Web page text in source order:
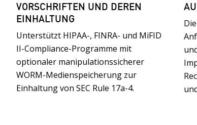
VORSCHRIFTEN UND DEREN
EINHALTUNG
Unterstützt HIPAA-, FINRA- und MiFID
II-Compliance-Programme mit
optionaler manipulationssicherer
WORM-Medienspeicherung zur
Einhaltung von SEC Rule 17a-4.